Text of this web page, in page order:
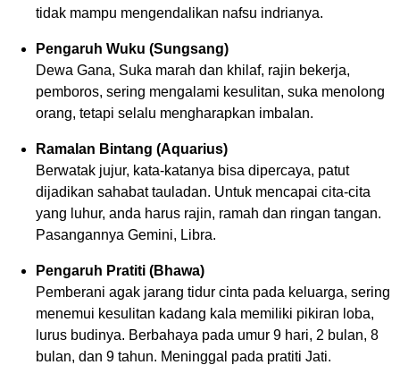
tidak mampu mengendalikan nafsu indrianya.
Pengaruh Wuku (Sungsang)
Dewa Gana, Suka marah dan khilaf, rajin bekerja,
pemboros, sering mengalami kesulitan, suka menolong
orang, tetapi selalu mengharapkan imbalan.
Ramalan Bintang (Aquarius)
Berwatak jujur, kata-katanya bisa dipercaya, patut
dijadikan sahabat tauladan. Untuk mencapai cita-cita
yang luhur, anda harus rajin, ramah dan ringan tangan.
Pasangannya Gemini, Libra.
Pengaruh Pratiti (Bhawa)
Pemberani agak jarang tidur cinta pada keluarga, sering
menemui kesulitan kadang kala memiliki pikiran loba,
lurus budinya. Berbahaya pada umur 9 hari, 2 bulan, 8
bulan, dan 9 tahun. Meninggal pada pratiti Jati.